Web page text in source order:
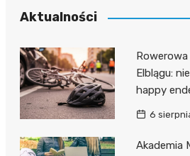
piłkarski
Aktualności
Elblągu:
happy
6
Akademia